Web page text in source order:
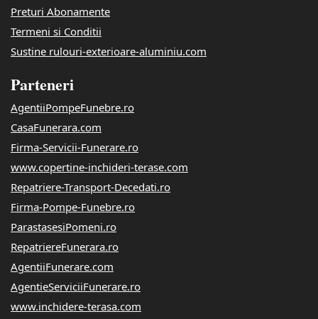
Preturi Abonamente
Termeni si Conditii
Sustine rulouri-exterioare-aluminiu.com
Parteneri
AgentiiPompeFunebre.ro
CasaFunerara.com
Firma-Servicii-Funerare.ro
www.copertine-inchideri-terase.com
Repatriere-Transport-Decedati.ro
Firma-Pompe-Funebre.ro
ParastasesiPomeni.ro
RepatriereFunerara.ro
AgentiiFunerare.com
AgentieServiciiFunerare.ro
www.inchidere-terasa.com